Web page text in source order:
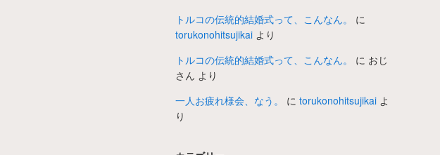
トルコの伝統的結婚式って、こんなん。
に
torukonohitsujikai より
トルコの伝統的結婚式って、こんなん。
に おじ
さん より
一人お疲れ様会、なう。
に torukonohitsujikai よ
り